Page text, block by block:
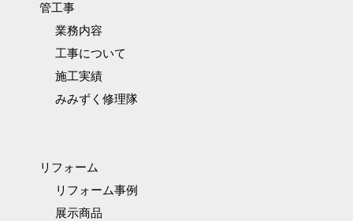
管工事
業務内容
工事について
施工実績
みみずく修理隊
リフォーム
リフォーム事例
展示商品